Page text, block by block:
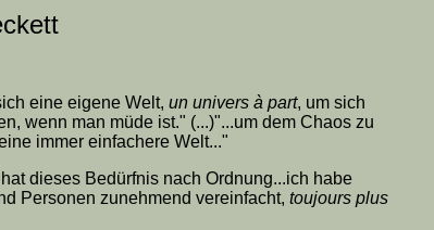
eine eigene Welt, un univers à part, um sich
wenn man müde ist." (...)"...um dem Chaos zu
immer einfachere Welt..."
dieses Bedürfnis nach Ordnung...ich habe
Personen zunehmend vereinfacht, toujours plus